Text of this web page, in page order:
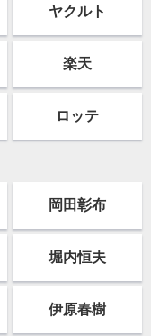
ヤクルト
楽天
ロッテ
岡田彰布
堀内恒夫
伊原春樹